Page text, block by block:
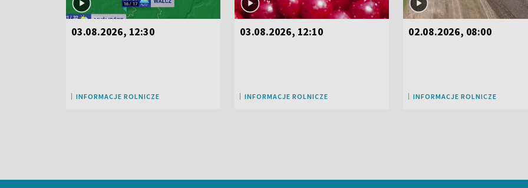
03.08.2026, 12:30
INFORMACJE ROLNICZE
03.08.2026, 12:10
INFORMACJE ROLNICZE
02.08.2026, 08:00
INFORMACJE ROLNICZE